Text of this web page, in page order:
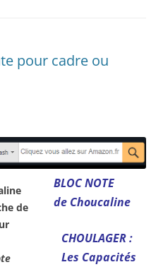
pour cadre ou
BLOC NOTE
de Choucaline
CHOULAGER :
Les Capacités